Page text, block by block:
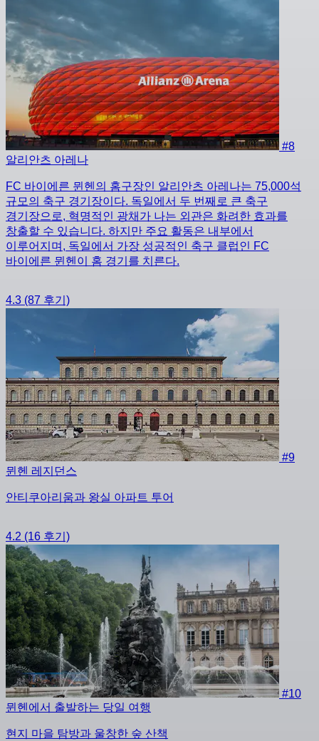
#8
알리안츠 아레나
FC 바이에른 뮌헨의 홈구장인 알리안츠 아레나는 75,000석
규모의 축구 경기장이다. 독일에서 두 번째로 큰 축구
경기장으로, 혁명적인 광채가 나는 외관은 화려한 효과를
창출할 수 있습니다. 하지만 주요 활동은 내부에서
이루어지며, 독일에서 가장 성공적인 축구 클럽인 FC
바이에른 뮌헨이 홈 경기를 치른다.
4.3 (87 후기)
#9
뮌헨 레지던스
안티쿠아리움과 왕실 아파트 투어
4.2 (16 후기)
#10
뮌헨에서 출발하는 당일 여행
현지 마을 탐방과 울창한 숲 산책